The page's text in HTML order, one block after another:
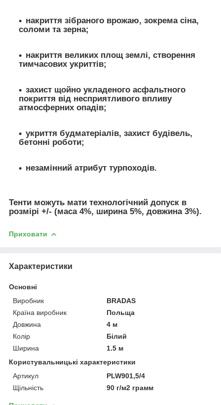
накриття зібраного врожаю, зокрема сіна,
соломи та зерна;
накриття великих площ землі, створення
тимчасових укриттів;
захист щойно укладеного асфальтного
покриття від несприятливого впливу
атмосферних опадів;
укриття будматеріалів, захист будівель,
бетонні роботи;
незамінний атрибут турпоходів.
Тенти можуть мати технологічний допуск в
розмірі +/- (маса 4%, ширина 5%, довжина 3%).
Приховати
Характеристики
Основні
Виробник
BRADAS
Країна виробник
Польща
Довжина
4 м
Колір
Білий
Ширина
1.5 м
Користувальницькі характеристики
Артикул
PLW901,5/4
Щільність
90 г/м2 грамм